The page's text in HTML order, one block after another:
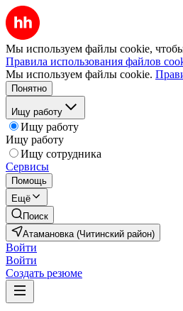
Мы используем файлы cookie, чтобы
Правила использования файлов
Мы используем файлы cookie.
Понятно
Ищу работу
Ищу работу
Ищу работу
Ищу сотрудника
Сервисы
Помощь
Ещё
Поиск
Атамановка (Читинский район)
Войти
Войти
Создать резюме